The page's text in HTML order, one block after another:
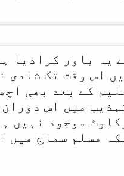
یہ باور کرادیا
اس وقت تک شادی
کے بعد بھی
میں اس
موجود نہیں
مسلم سماج میں